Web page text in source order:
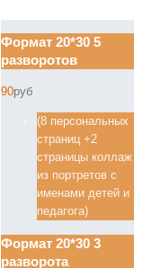
Формат 20*30 5
разворотов
90руб
(8 персональных
страниц +2
страницы коллаж
из портретов с
именами детей и
педагога)
Формат 20*30 3
разворота